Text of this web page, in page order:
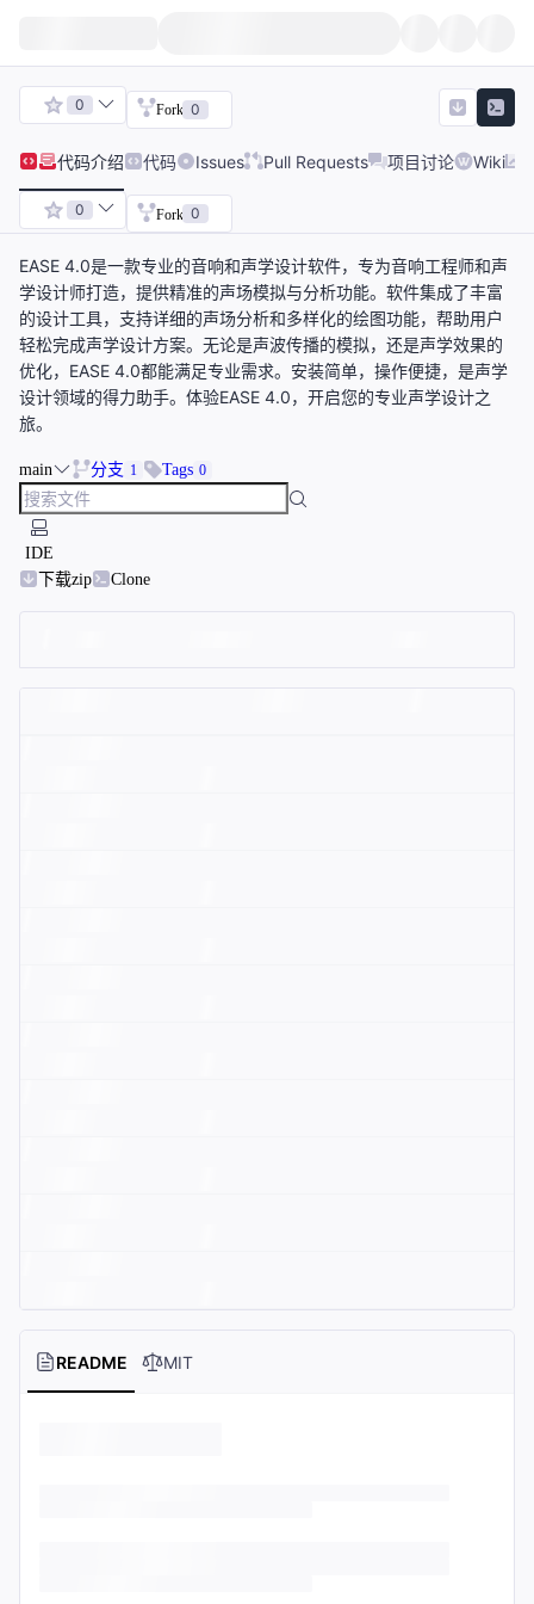
0 Fork 0
代码介绍 代码 Issues Pull Requests 项目讨论 Wiki
0 Fork 0
EASE 4.0是一款专业的音响和声学设计软件，专为音响工程师和声
学设计师打造，提供精准的声场模拟与分析功能。软件集成了丰富
的设计工具，支持详细的声场分析和多样化的绘图功能，帮助用户
轻松完成声学设计方案。无论是声波传播的模拟，还是声学效果的
优化，EASE 4.0都能满足专业需求。安装简单，操作便捷，是声学
设计领域的得力助手。体验EASE 4.0，开启您的专业声学设计之
旅。
main 分支 1 Tags 0
IDE
下载zip
Clone
README MIT